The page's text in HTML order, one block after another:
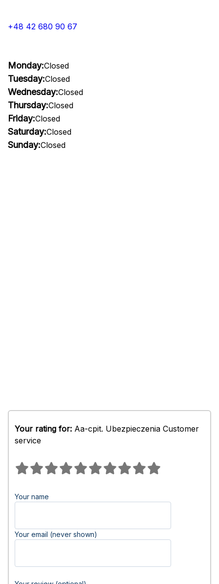
+48 42 680 90 67
Monday:Closed
Tuesday:Closed
Wednesday:Closed
Thursday:Closed
Friday:Closed
Saturday:Closed
Sunday:Closed
Your rating for: Aa-cpit. Ubezpieczenia Customer
service
Your name
Your email (never shown)